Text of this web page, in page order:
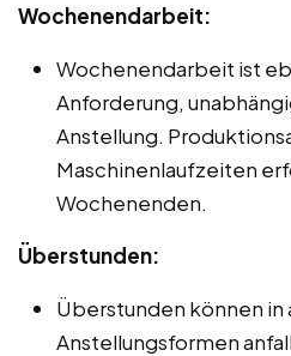
Wochenendarbeit:
Wochenendarbeit ist
Anforderung,
Anstellung.
Maschinenlaufzeiten
Wochenenden.
Überstunden:
Überstunden können in
Anstellungsformen